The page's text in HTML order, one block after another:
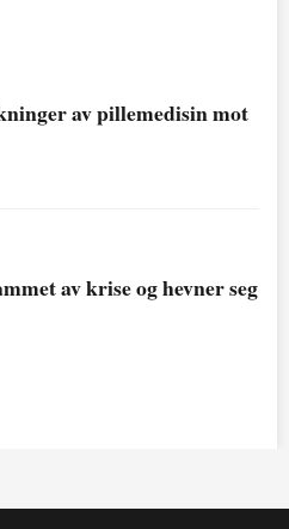
av pillemedisin mot
av krise og hevner seg